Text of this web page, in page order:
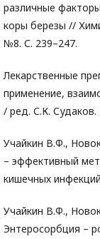
различные
коры березы //
№8. С. 239–247.
Лекарственные
применение,
/ ред. С.К. Судаков.
Учайкин В.Ф.,
– эффективный
кишечных
Учайкин В.Ф.,
Энтеросорбция –